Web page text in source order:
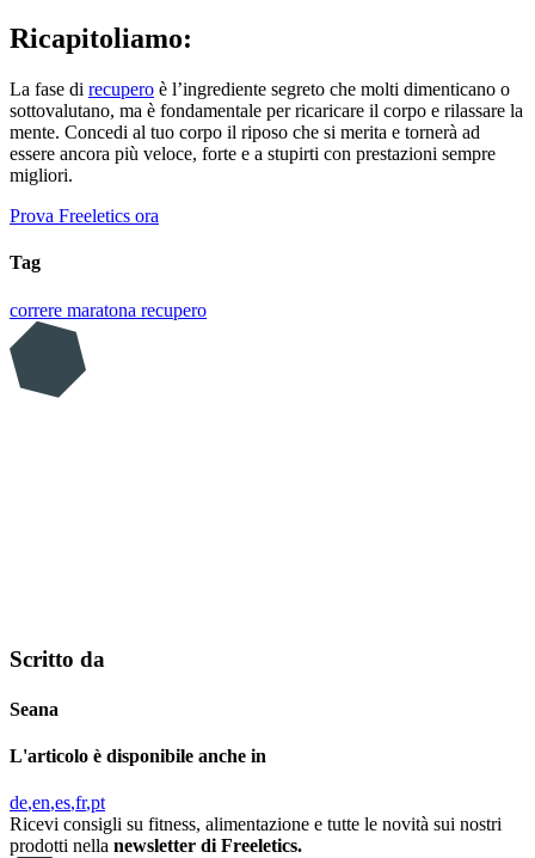
Ricapitoliamo:
La fase di recupero è l’ingrediente segreto che molti dimenticano o
sottovalutano, ma è fondamentale per ricaricare il corpo e rilassare la
mente. Concedi al tuo corpo il riposo che si merita e tornerà ad
essere ancora più veloce, forte e a stupirti con prestazioni sempre
migliori.
Prova Freeletics ora
Tag
correre maratona recupero
Scritto da
Seana
L'articolo è disponibile anche in
de en es fr pt
Ricevi consigli su fitness, alimentazione e tutte le novità sui nostri
prodotti nella newsletter di Freeletics.